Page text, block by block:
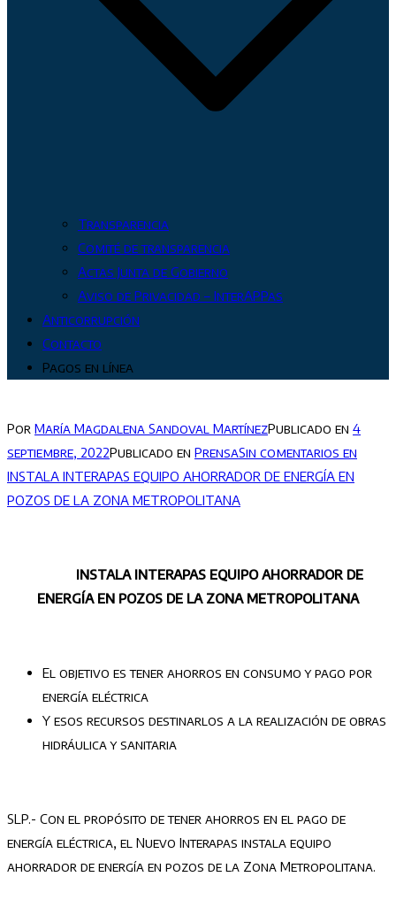
Transparencia
Comité de transparencia
Actas Junta de Gobierno
Aviso de Privacidad – InterAPPas
Anticorrupción
Contacto
Pagos en línea
Por María Magdalena Sandoval MartínezPublicado en 4
septiembre, 2022Publicado en PrensaSin comentarios en
INSTALA INTERAPAS EQUIPO AHORRADOR DE ENERGÍA EN
POZOS DE LA ZONA METROPOLITANA
INSTALA INTERAPAS EQUIPO AHORRADOR DE
ENERGÍA EN POZOS DE LA ZONA METROPOLITANA
El objetivo es tener ahorros en consumo y pago por
energía eléctrica
Y esos recursos destinarlos a la realización de obras
hidráulica y sanitaria
SLP.- Con el propósito de tener ahorros en el pago de
energía eléctrica, el Nuevo Interapas instala equipo
ahorrador de energía en pozos de la Zona Metropolitana.